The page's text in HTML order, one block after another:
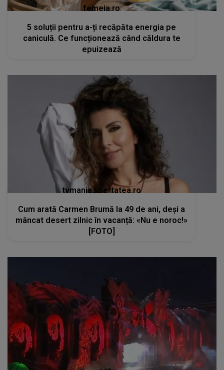
femeia.ro
5 soluții pentru a-ți recăpăta energia pe
caniculă. Ce funcționează când căldura te
epuizează
tvmania.libertatea.ro
Cum arată Carmen Brumă la 49 de ani, deși a
mâncat desert zilnic în vacanță: «Nu e noroc!»
[FOTO]